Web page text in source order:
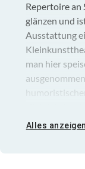
Repertoire an
glänzen und
Ausstattung
man hier
ersten
Der
Alles anzeigen